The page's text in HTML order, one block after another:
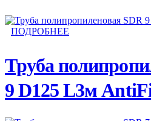
ПОДРОБНЕЕ
Труба
9 D125 L3м